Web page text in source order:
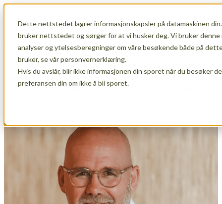
Dette nettstedet lagrer informasjonskapsler på datamaskinen
bruker nettstedet og sørger for at vi husker deg. Vi bruker
analyser og ytelsesberegninger om våre besøkende både på
bruker, se vår personvernerklæring.
Hvis du avslår, blir ikke informasjonen din sporet når du
preferansen din om ikke å bli sporet.
8 nye selskaper i Nordic Edge Mai 2026
Nordic Edge ønsker 8 nye selskaper velkommen til våre to
næringsklynger for smartby og agritech. Det betyr nye
ideer, flere samarbeid og økt fart på innovasjonsarbeidet